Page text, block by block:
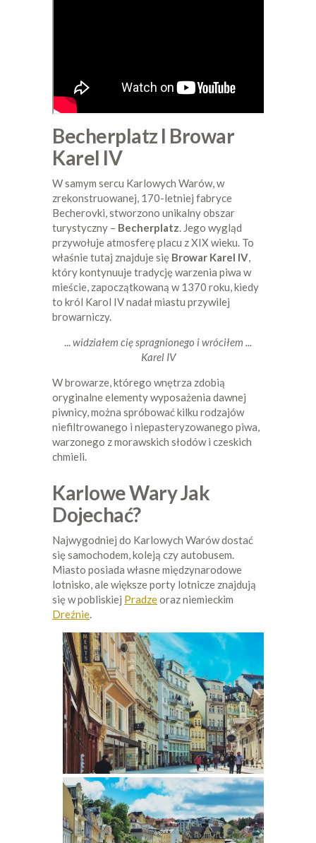
Becherplatz I Browar
Karel IV
W samym sercu Karlowych Warów, w
zrekonstruowanej, 170-letniej fabryce
Becherovki, stworzono unikalny obszar
turystyczny – Becherplatz. Jego wygląd
przywołuje atmosferę placu z XIX wieku. To
właśnie tutaj znajduje się Browar Karel IV,
który kontynuuje tradycję warzenia piwa w
mieście, zapoczątkowaną w 1370 roku, kiedy
to król Karol IV nadał miastu przywilej
browarniczy.
...widziałem cię spragnionego i wróciłem ...
Karel IV
W browarze, którego wnętrza zdobią
oryginalne elementy wyposażenia dawnej
piwnicy, można spróbować kilku rodzajów
niefiltrowanego i niepasteryzowanego piwa,
warzonego z morawskich słodów i czeskich
chmieli.
Karlowe Wary Jak
Dojechać?
Najwygodniej do Karlowych Warów dostać
się samochodem, koleją czy autobusem.
Miasto posiada własne międzynarodowe
lotnisko, ale większe porty lotnicze znajdują
się w pobliskiej Pradzeoraz niemieckim
Dreźnie.